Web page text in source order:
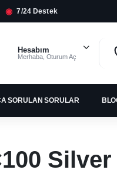
◉ 7/24 Destek
Hesabım
Merhaba, Oturum Aç
SORULAN SORULAR